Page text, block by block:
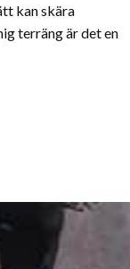
kan skära
terräng är det en